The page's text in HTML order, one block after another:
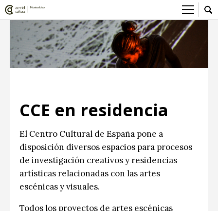
Sobre el Centro Cultural
Red AECID
Equipo
Visítanos
Actividades
> Go to Actividades
Inscriptions
Participa
Buzón de sugerencias
Convocatorias
> Go to Convocatorias
Convocatorias CCE
Convocatorias externas
Medios
Sala de Prensa
CCE Medios
Mediateca
> Go to Mediateca
Ludoteca
Ciencia y Tecnología
CCE en residencia
El Centro Cultural de España pone a
disposición diversos espacios para procesos
de investigación creativos y residencias
artísticas relacionadas con las artes
escénicas y visuales.
Todos los proyectos de artes escénicas